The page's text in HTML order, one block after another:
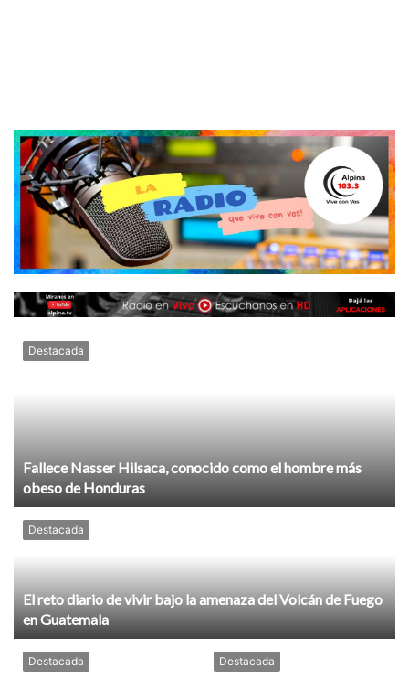
Destacada
Fallece Nasser Hilsaca, conocido como el hombre más
obeso de Honduras
Destacada
El reto diario de vivir bajo la amenaza del Volcán de Fuego
en Guatemala
Destacada Destacada